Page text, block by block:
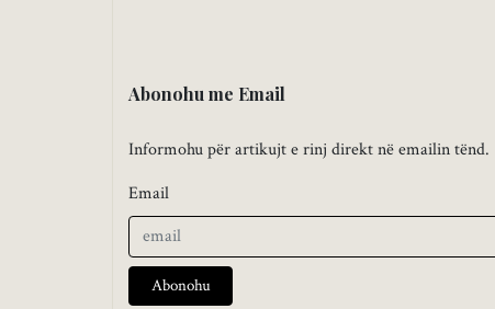
Abonohu me Email
Informohu për artikujt e rinj direkt në emailin tënd.
Email
Abonohu